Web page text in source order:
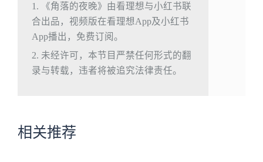
1. 《角落的夜晚》由看理想与小红书联
合出品，视频版在看理想App及小红书
App播出，免费订阅。
2. 未经许可，本节目严禁任何形式的翻
录与转载，违者将被追究法律责任。
相关推荐